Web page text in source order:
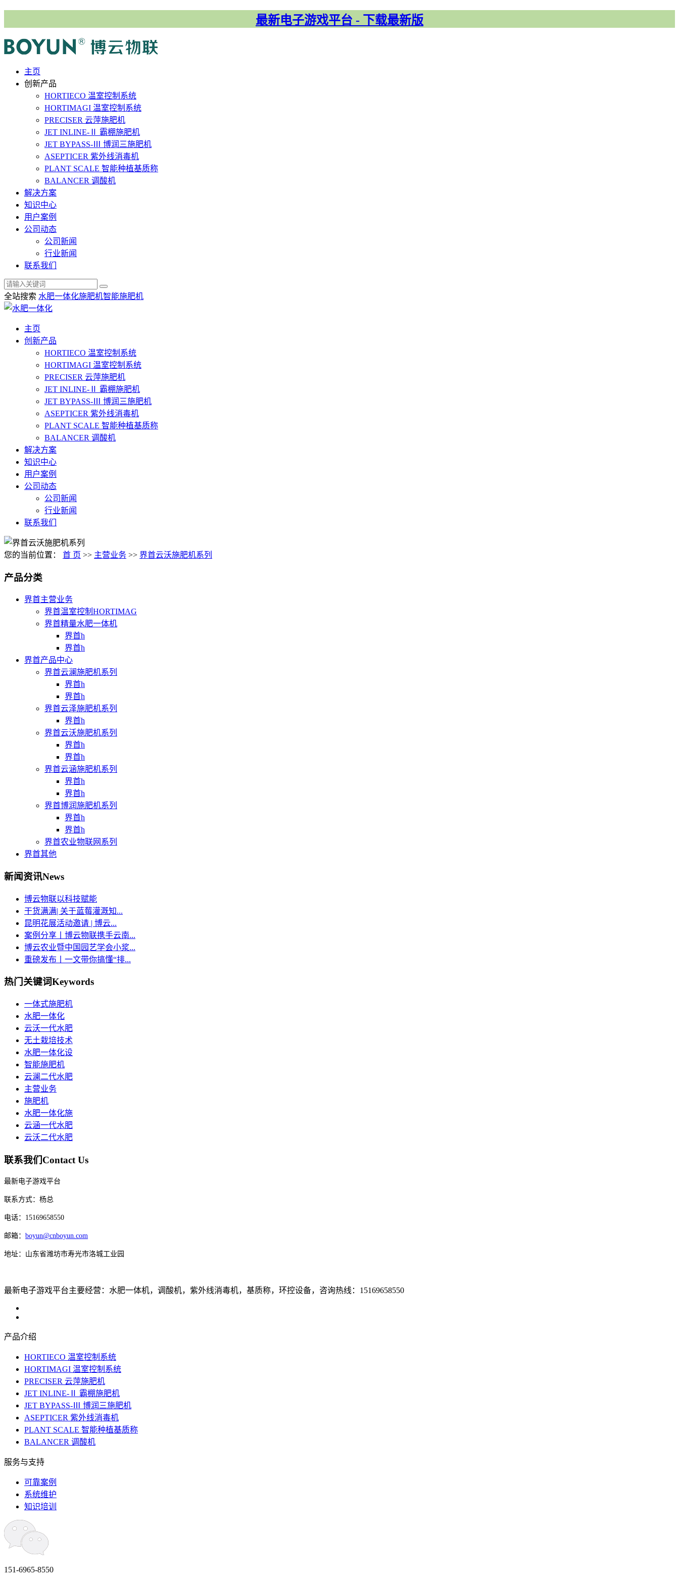
最新电子游戏平台 - 下载最新版
主⻚
创新产品
HORTIECO 温室控制系统
HORTIMAGI 温室控制系统
PRECISER 云萍施肥机
JET INLINE-Ⅱ 霸棚施肥机
JET BYPASS-Ⅲ 博润三施肥机
ASEPTICER 紫外线消毒机
PLANT SCALE 智能种植基质称
BALANCER 调酸机
解决⽅案
知识中心
用户案例
公司动态
公司新闻
行业新闻
联系我们
全站搜索 水肥一体化施肥机智能施肥机
主页
创新产品
HORTIECO 温室控制系统
HORTIMAGI 温室控制系统
PRECISER 云萍施肥机
JET INLINE-Ⅱ 霸棚施肥机
JET BYPASS-Ⅲ 博润三施肥机
ASEPTICER 紫外线消毒机
PLANT SCALE 智能种植基质称
BALANCER 调酸机
解决方案
知识中心
用户案例
公司动态
公司新闻
行业新闻
联系我们
您的当前位置： 首 页 >> 主营业务 >> 界首云沃施肥机系列
产品分类
界首主营业务
界首温室控制HORTIMAG
界首精量水肥一体机
界首h
界首h
界首产品中心
界首云澜施肥机系列
界首h
界首h
界首云泽施肥机系列
界首h
界首云沃施肥机系列
界首h
界首h
界首云涵施肥机系列
界首h
界首h
界首博润施肥机系列
界首h
界首h
界首农业物联网系列
界首其他
新闻资讯News
博云物联以科技赋能
干货满满| 关于蓝莓灌溉知...
昆明花展活动邀请 | 博云...
案例分享丨博云物联携手云南...
博云农业暨中国园艺学会小浆...
重磅发布丨一文带你搞懂“排...
热门关键词Keywords
一体式施肥机
水肥一体化
云沃一代水肥
无土栽培技术
水肥一体化设
智能施肥机
云澜二代水肥
主营业务
施肥机
水肥一体化施
云涵一代水肥
云沃二代水肥
联系我们Contact Us
最新电子游戏平台
联系方式：杨总
电话：15169658550
邮箱： boyun@cnboyun.com
地址：山东省潍坊市寿光市洛城工业园
最新电子游戏平台主要经营：水肥一体机，调酸机，紫外线消毒机，基质称，环控设备，咨询热线：15169658550
产品介绍
HORTIECO 温室控制系统
HORTIMAGI 温室控制系统
PRECISER 云萍施肥机
JET INLINE-Ⅱ 霸棚施肥机
JET BYPASS-Ⅲ 博润三施肥机
ASEPTICER 紫外线消毒机
PLANT SCALE 智能种植基质称
BALANCER 调酸机
服务与支持
可靠案例
系统维护
知识培训
151-6965-8550